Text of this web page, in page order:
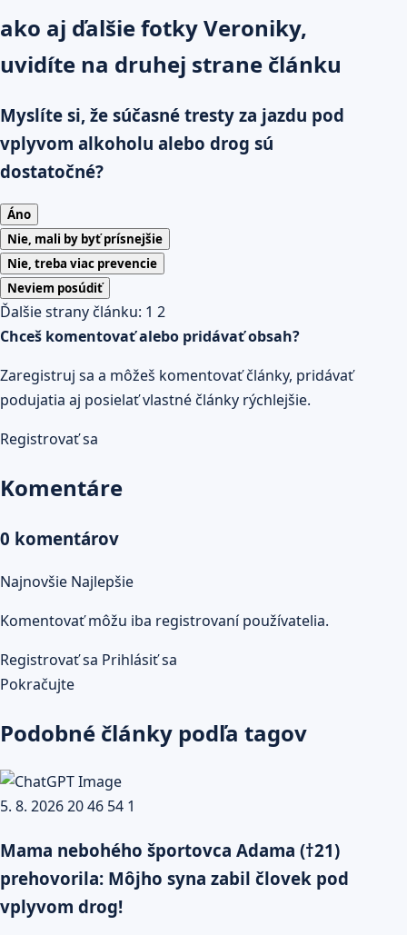
ako aj ďalšie fotky Veroniky,
uvidíte na druhej strane článku
Myslíte si, že súčasné tresty za jazdu pod
vplyvom alkoholu alebo drog sú
dostatočné?
Áno
Nie, mali by byť prísnejšie
Nie, treba viac prevencie
Neviem posúdiť
Ďalšie strany článku: 1 2
Chceš komentovať alebo pridávať obsah?
Zaregistruj sa a môžeš komentovať články, pridávať
podujatia aj posielať vlastné články rýchlejšie.
Registrovať sa
Komentáre
0 komentárov
Najnovšie Najlepšie
Komentovať môžu iba registrovaní používatelia.
Registrovať sa Prihlásiť sa
Pokračujte
Podobné články podľa tagov
Mama nebohého športovca Adama (†21)
prehovorila: Môjho syna zabil človek pod
vplyvom drog!